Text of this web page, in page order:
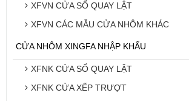
XFVN CỬA SỔ QUAY LẬT
XFVN CÁC MẪU CỬA NHÔM KHÁC
CỬA NHÔM XINGFA NHẬP KHẨU
XFNK CỬA SỔ QUAY LẬT
XFNK CỬA XẾP TRƯỢT